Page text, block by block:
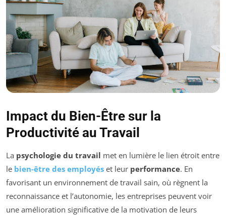
Impact du Bien-Être sur la
Productivité au Travail
La psychologie du travail met en lumière le lien étroit entre
le bien-être des employés et leur performance. En
favorisant un environnement de travail sain, où règnent la
reconnaissance et l’autonomie, les entreprises peuvent voir
une amélioration significative de la motivation de leurs